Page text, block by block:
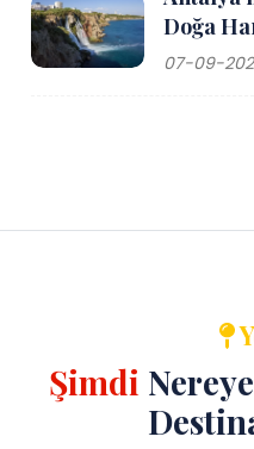
Doğa
07-09-
Şimdi